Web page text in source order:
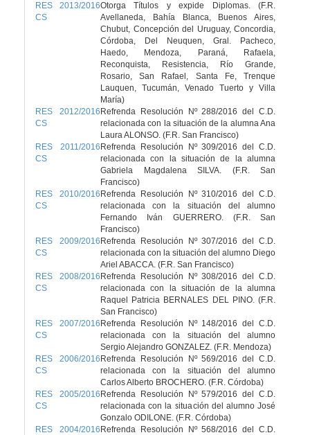
RES 2013/2016
CS
Otorga Títulos y expide Diplomas. (F.R.
Avellaneda, Bahía Blanca, Buenos Aires,
Chubut, Concepción del Uruguay, Concordia,
Córdoba, Del Neuquen, Gral. Pacheco,
Haedo, Mendoza, Paraná, Rafaela,
Reconquista, Resistencia, Río Grande,
Rosario, San Rafael, Santa Fe, Trenque
Lauquen, Tucumán, Venado Tuerto y Villa
María)
RES 2012/2016
CS
Refrenda Resolución Nº 288/2016 del C.D.
relacionada con la situación de la alumna Ana
Laura ALONSO. (F.R. San Francisco)
RES 2011/2016
CS
Refrenda Resolución Nº 309/2016 del C.D.
relacionada con la situación de la alumna
Gabriela Magdalena SILVA. (F.R. San
Francisco)
RES 2010/2016
CS
Refrenda Resolución Nº 310/2016 del C.D.
relacionada con la situación del alumno
Fernando Iván GUERRERO. (F.R. San
Francisco)
RES 2009/2016
CS
Refrenda Resolución Nº 307/2016 del C.D.
relacionada con la situación del alumno Diego
Ariel ABACCA. (F.R. San Francisco)
RES 2008/2016
CS
Refrenda Resolución Nº 308/2016 del C.D.
relacionada con la situación de la alumna
Raquel Patricia BERNALES DEL PINO. (F.R.
San Francisco)
RES 2007/2016
CS
Refrenda Resolución Nº 148/2016 del C.D.
relacionada con la situación del alumno
Sergio Alejandro GONZALEZ. (F.R. Mendoza)
RES 2006/2016
CS
Refrenda Resolución Nº 569/2016 del C.D.
relacionada con la situación del alumno
Carlos Alberto BROCHERO. (F.R. Córdoba)
RES 2005/2016
CS
Refrenda Resolución Nº 579/2016 del C.D.
relacionada con la situación del alumno José
Gonzalo ODILONE. (F.R. Córdoba)
RES 2004/2016 Refrenda Resolución Nº 568/2016 del C.D.